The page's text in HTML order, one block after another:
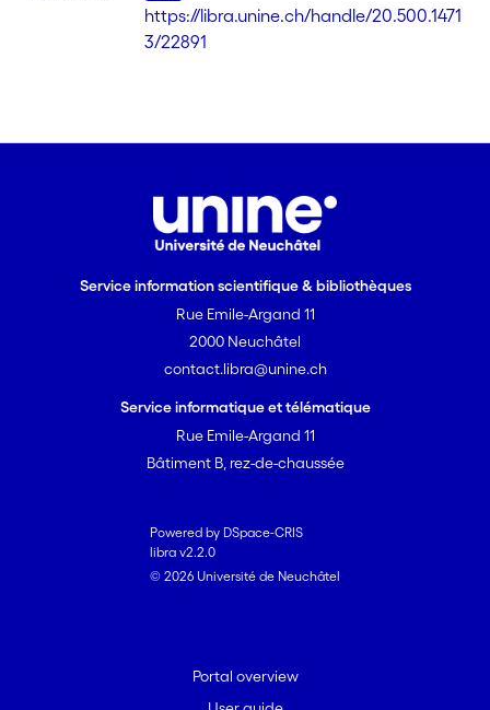
https://libra.unine.ch/handle/20.500.1471
3/22891
Service information scientifique & bibliothèques
Rue Emile-Argand 11
2000 Neuchâtel
contact.libra@unine.ch
Service informatique et télématique
Rue Emile-Argand 11
Bâtiment B, rez-de-chaussée
Powered by DSpace-CRIS
libra v2.2.0
© 2026 Université de Neuchâtel
Portal overview